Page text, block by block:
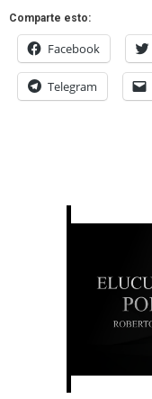
Comparte esto:
Facebook
Telegram